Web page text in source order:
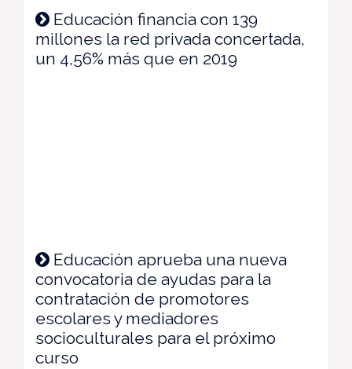
Educación financia con 139
millones la red privada concertada,
un 4,56% más que en 2019
Educación aprueba una nueva
convocatoria de ayudas para la
contratación de promotores
escolares y mediadores
socioculturales para el próximo
curso